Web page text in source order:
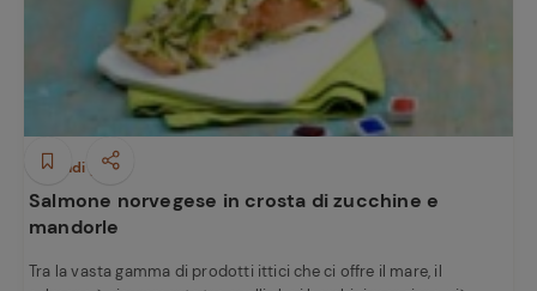
Secondi piatti
Salmone norvegese in crosta di zucchine e
mandorle
Tra la vasta gamma di prodotti ittici che ci offre il mare, il